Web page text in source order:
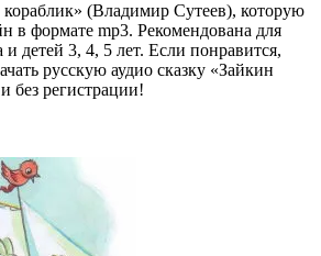
кораблик» (Владимир Сутеев), которую
в формате mp3. Рекомендована для
детей 3, 4, 5 лет. Если понравится,
русскую аудио сказку «Зайкин
без регистрации!